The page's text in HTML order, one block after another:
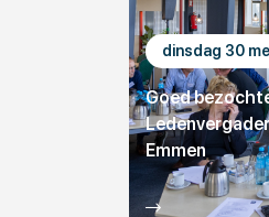
dinsdag 30
Goed
Emmen